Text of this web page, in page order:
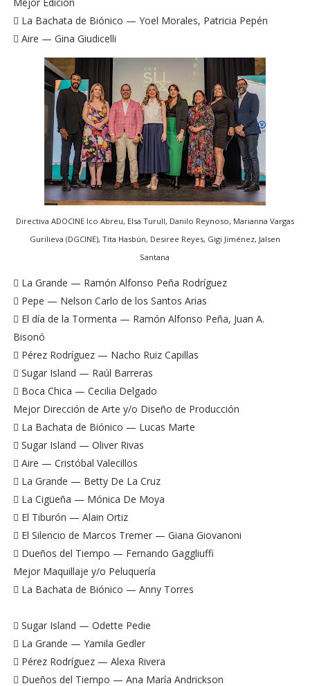
 La Bachata de Biónico — Yoel Morales, Patricia Pepén
 Aire — Gina Giudicelli
Directiva ADOCINE Ico Abreu, Elsa Turull, Danilo Reynoso, Marianna Vargas
Gurilieva (DGCINE), Tita Hasbún, Desiree Reyes, Gigi Jiménez, Jalsen
Santana
 La Grande — Ramón Alfonso Peña Rodríguez
 Pepe — Nelson Carlo de los Santos Arias
 El día de la Tormenta — Ramón Alfonso Peña, Juan A.
Bisonó
 Pérez Rodríguez — Nacho Ruiz Capillas
 Sugar Island — Raúl Barreras
 Boca Chica — Cecilia Delgado
Mejor Dirección de Arte y/o Diseño de Producción
 La Bachata de Biónico — Lucas Marte
 Sugar Island — Oliver Rivas
 Aire — Cristóbal Valecillos
 La Grande — Betty De La Cruz
 La Cigüeña — Mónica De Moya
 El Tiburón — Alain Ortiz
 El Silencio de Marcos Tremer — Giana Giovanoni
 Dueños del Tiempo — Fernando Gaggliuffi
Mejor Maquillaje y/o Peluquería
 La Bachata de Biónico — Anny Torres
 Sugar Island — Odette Pedie
 La Grande — Yamila Gedler
 Pérez Rodríguez — Alexa Rivera
 Dueños del Tiempo — Ana María Andrickson